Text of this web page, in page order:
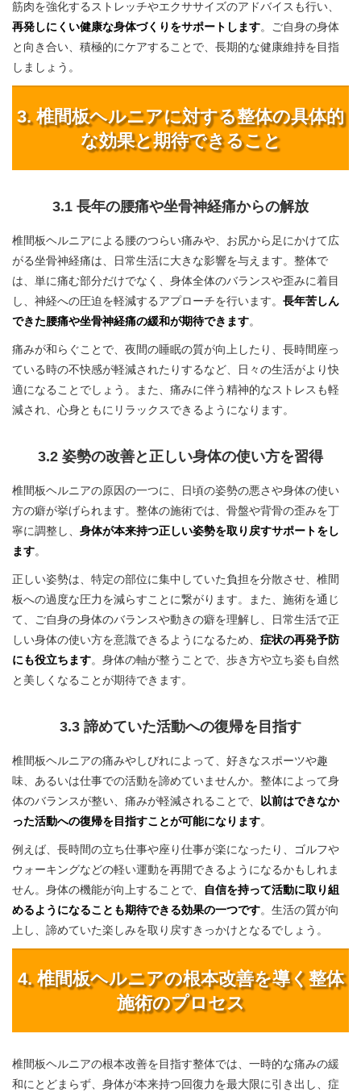
筋肉を強化するストレッチやエクササイズのアドバイスも行い、
再発しにくい健康な身体づくりをサポートします。ご自身の身体
と向き合い、積極的にケアすることで、長期的な健康維持を目指
しましょう。
3. 椎間板ヘルニアに対する整体の具体的
な効果と期待できること
3.1 長年の腰痛や坐骨神経痛からの解放
椎間板ヘルニアによる腰のつらい痛みや、お尻から足にかけて広
がる坐骨神経痛は、日常生活に大きな影響を与えます。整体で
は、単に痛む部分だけでなく、身体全体のバランスや歪みに着目
し、神経への圧迫を軽減するアプローチを行います。 長年苦しん
できた腰痛や坐骨神経痛の緩和が期待できます。
痛みが和らぐことで、夜間の睡眠の質が向上したり、長時間座っ
ている時の不快感が軽減されたりするなど、日々の生活がより快
適になることでしょう。また、痛みに伴う精神的なストレスも軽
減され、心身ともにリラックスできるようになります。
3.2 姿勢の改善と正しい身体の使い方を習得
椎間板ヘルニアの原因の一つに、日頃の姿勢の悪さや身体の使い
方の癖が挙げられます。整体の施術では、骨盤や背骨の歪みを丁
寧に調整し、 身体が本来持つ正しい姿勢を取り戻すサポートをし
ます。
正しい姿勢は、特定の部位に集中していた負担を分散させ、椎間
板への過度な圧力を減らすことに繋がります。また、施術を通じ
て、ご自身の身体のバランスや動きの癖を理解し、日常生活で正
しい身体の使い方を意識できるようになるため、 症状の再発予防
にも役立ちます。身体の軸が整うことで、歩き方や立ち姿も自然
と美しくなることが期待できます。
3.3 諦めていた活動への復帰を目指す
椎間板ヘルニアの痛みやしびれによって、好きなスポーツや趣
味、あるいは仕事での活動を諦めていませんか。整体によって身
体のバランスが整い、痛みが軽減されることで、 以前はできなか
った活動への復帰を目指すことが可能になります。
例えば、長時間の立ち仕事や座り仕事が楽になったり、ゴルフや
ウォーキングなどの軽い運動を再開できるようになるかもしれま
せん。身体の機能が向上することで、
自信を持って活動に取り組
めるようになることも期待できる効果の一つです。生活の質が向
上し、諦めていた楽しみを取り戻すきっかけとなるでしょう。
4. 椎間板ヘルニアの根本改善を導く整体
施術のプロセス
椎間板ヘルニアの根本改善を目指す整体では、一時的な痛みの緩
和にとどまらず、身体が本来持つ回復力を最大限に引き出し、症